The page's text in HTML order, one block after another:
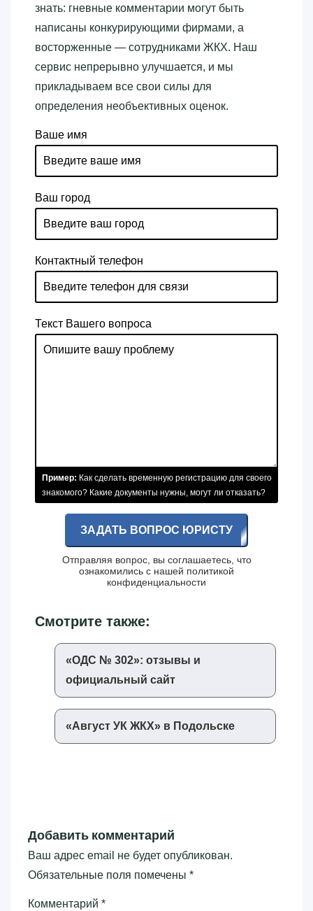
знать: гневные комментарии могут быть
написаны конкурирующими фирмами, а
восторженные — сотрудниками ЖКХ. Наш
сервис непрерывно улучшается, и мы
прикладываем все свои силы для
определения необъективных оценок.
Ваше имя
Ваш город
Контактный телефон
Текст Вашего вопроса
Пример: Как сделать временную регистрацию для своего
знакомого? Какие документы нужны, могут ли отказать?
ЗАДАТЬ ВОПРОС ЮРИСТУ
Отправляя вопрос, вы соглашаетесь, что
ознакомились с нашей политикой
конфиденциальности
Смотрите также:
«‎ОДС № 302»‎: отзывы и
официальный сайт
«‎Август УК ЖКХ»‎ в Подольске
Добавить комментарий
Ваш адрес email не будет опубликован.
Обязательные поля помечены *
Комментарий *